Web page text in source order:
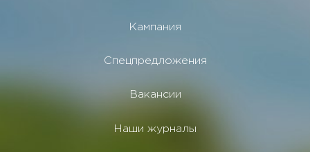
Кампания
Спецпредложения
Вакансии
Наши журналы